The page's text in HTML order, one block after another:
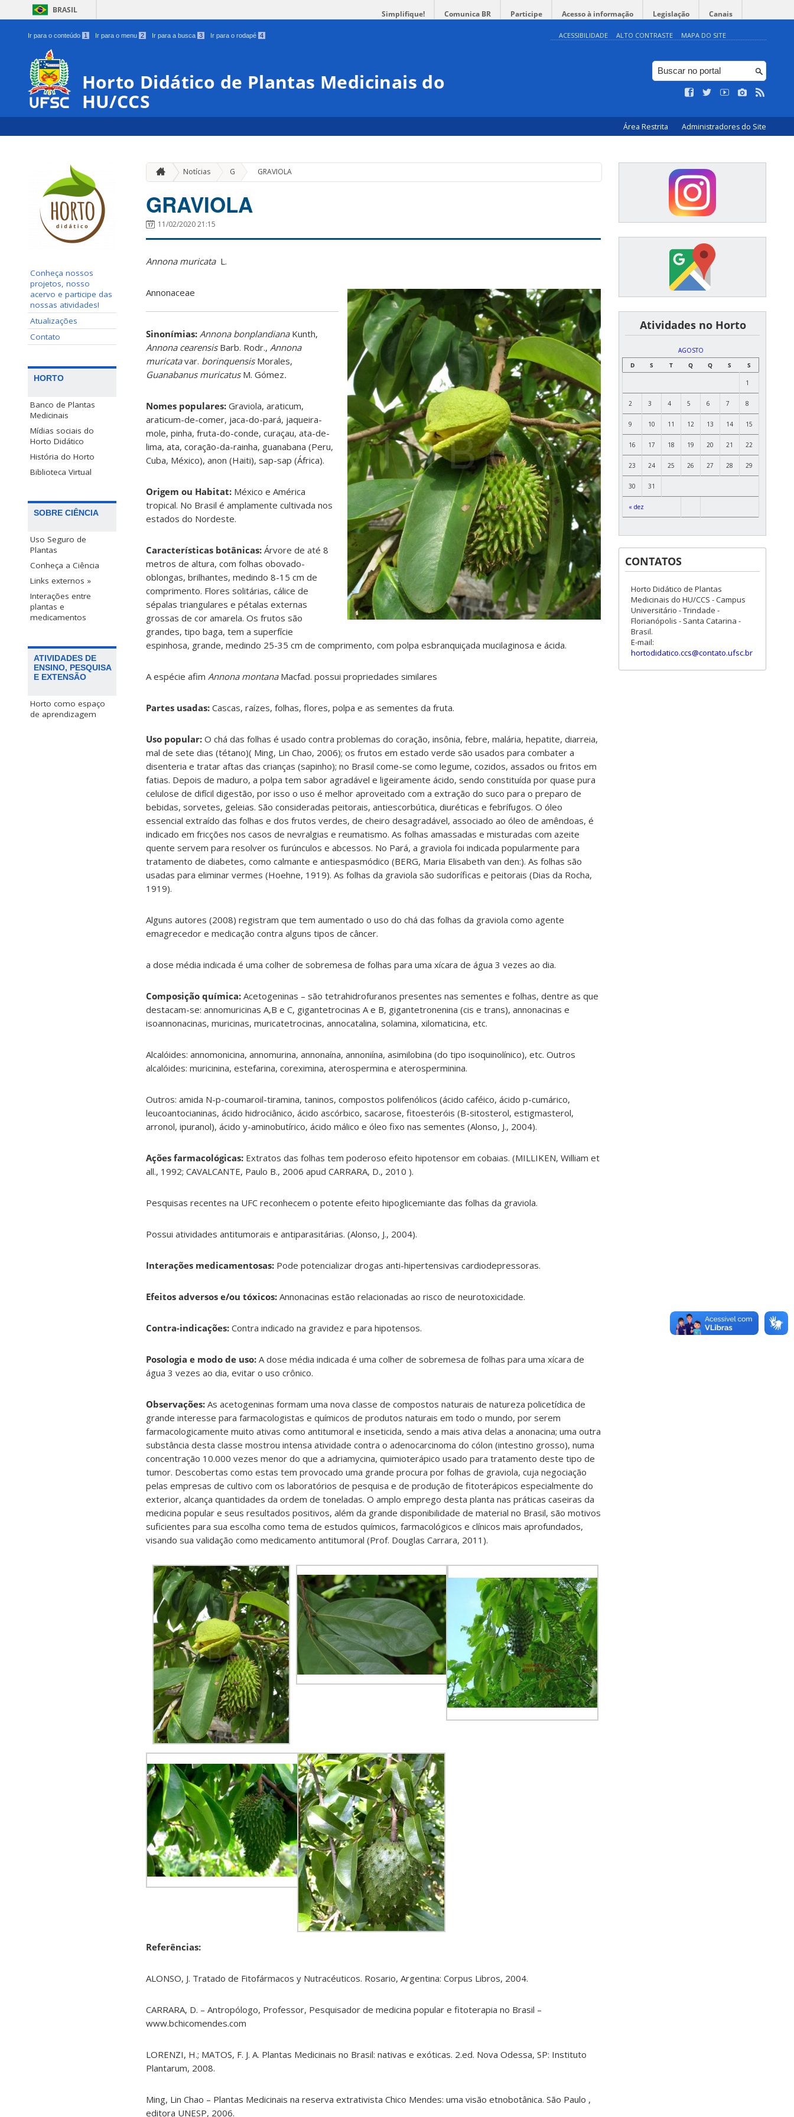
BRASIL Simplifique! Comunica BR Participe Acesso à informação Legislação Canais
Ir para o conteúdo 1 Ir para o menu 2 Ir para a busca 3 Ir para o rodapé 4 ACESSIBILIDADE ALTO CONTRASTE MAPA DO SITE
Horto Didático de Plantas Medicinais do
HU/CCS
Área Restrita Administradores do Site
Conheça nossos
projetos, nosso
acervo e participe das
nossas atividades!
Atualizações
Contato
HORTO
Banco de Plantas
Medicinais
Mídias sociais do
Horto Didático
História do Horto
Biblioteca Virtual
SOBRE CIÊNCIA
Uso Seguro de
Plantas
Conheça a Ciência
Links externos »
Interações entre
plantas e
medicamentos
ATIVIDADES DE
ENSINO, PESQUISA
E EXTENSÃO
Horto como espaço
de aprendizagem
Notícias G » GRAVIOLA
GRAVIOLA
11/02/2020 21:15
Annona muricataL.
Annonaceae
Sinonímias: Annona bonplandianaKunth,
Annona cearensisBarb. Rodr., Annona
muricatavar. borinquensisMorales,
Guanabanus muricatusM. Gómez.
Nomes populares: Graviola, araticum,
araticum-de-comer, jaca-do-pará, jaqueira-
mole, pinha, fruta-do-conde, curaçau, ata-de-
lima, ata, coração-da-rainha, guanabana (Peru,
Cuba, México), anon (Haiti), sap-sap (África).
Origem ou Habitat: México e América
tropical. No Brasil é amplamente cultivada nos
estados do Nordeste.
Características botânicas: Árvore de até 8
metros de altura, com folhas obovado-
oblongas, brilhantes, medindo 8-15 cm de
comprimento. Flores solitárias, cálice de
sépalas triangulares e pétalas externas
grossas de cor amarela. Os frutos são
grandes, tipo baga, tem a superfície
espinhosa, grande, medindo 25-35 cm de comprimento, com polpa esbranquiçada mucilaginosa e ácida.
A espécie afim Annona montanaMacfad. possui propriedades similares
Partes usadas: Cascas, raízes, folhas, flores, polpa e as sementes da fruta.
Uso popular: O chá das folhas é usado contra problemas do coração, insônia, febre, malária, hepatite, diarreia,
mal de sete dias (tétano)( Ming, Lin Chao, 2006); os frutos em estado verde são usados para combater a
disenteria e tratar aftas das crianças (sapinho); no Brasil come-se como legume, cozidos, assados ou fritos em
fatias. Depois de maduro, a polpa tem sabor agradável e ligeiramente ácido, sendo constituída por quase pura
celulose de difícil digestão, por isso o uso é melhor aproveitado com a extração do suco para o preparo de
bebidas, sorvetes, geleias. São consideradas peitorais, antiescorbútica, diuréticas e febrífugos. O óleo
essencial extraído das folhas e dos frutos verdes, de cheiro desagradável, associado ao óleo de amêndoas, é
indicado em fricções nos casos de nevralgias e reumatismo. As folhas amassadas e misturadas com azeite
quente servem para resolver os furúnculos e abcessos. No Pará, a graviola foi indicada popularmente para
tratamento de diabetes, como calmante e antiespasmódico (BERG, Maria Elisabeth van den:). As folhas são
usadas para eliminar vermes (Hoehne, 1919). As folhas da graviola são sudoríficas e peitorais (Dias da Rocha,
1919).
Alguns autores (2008) registram que tem aumentado o uso do chá das folhas da graviola como agente
emagrecedor e medicação contra alguns tipos de câncer.
a dose média indicada é uma colher de sobremesa de folhas para uma xícara de água 3 vezes ao dia.
Composição química: Acetogeninas – são tetrahidrofuranos presentes nas sementes e folhas, dentre as que
destacam-se: annomuricinas A,B e C, gigantetrocinas A e B, gigantetronenina (cis e trans), annonacinas e
isoannonacinas, muricinas, muricatetrocinas, annocatalina, solamina, xilomaticina, etc.
Alcalóides: annomonicina, annomurina, annonaína, annoniína, asimilobina (do tipo isoquinolínico), etc. Outros
alcalóides: muricinina, estefarina, coreximina, aterospermina e aterosperminina.
Outros: amida N-p-coumaroil-tiramina, taninos, compostos polifenólicos (ácido caféico, ácido p-cumárico,
leucoantocianinas, ácido hidrociânico, ácido ascórbico, sacarose, fitoesteróis (B-sitosterol, estigmasterol,
arronol, ipuranol), ácido y-aminobutírico, ácido málico e óleo fixo nas sementes (Alonso, J., 2004).
Ações farmacológicas: Extratos das folhas tem poderoso efeito hipotensor em cobaias. (MILLIKEN, William et
all., 1992; CAVALCANTE, Paulo B., 2006 apud CARRARA, D., 2010 ).
Pesquisas recentes na UFC reconhecem o potente efeito hipoglicemiante das folhas da graviola.
Possui atividades antitumorais e antiparasitárias. (Alonso, J., 2004).
Interações medicamentosas: Pode potencializar drogas anti-hipertensivas cardiodepressoras.
Efeitos adversos e/ou tóxicos: Annonacinas estão relacionadas ao risco de neurotoxicidade.
Contra-indicações: Contra indicado na gravidez e para hipotensos.
Posologia e modo de uso: A dose média indicada é uma colher de sobremesa de folhas para uma xícara de
água 3 vezes ao dia, evitar o uso crônico.
Observações: As acetogeninas formam uma nova classe de compostos naturais de natureza policetídica de
grande interesse para farmacologistas e químicos de produtos naturais em todo o mundo, por serem
farmacologicamente muito ativas como antitumoral e inseticida, sendo a mais ativa delas a anonacina; uma outra
substância desta classe mostrou intensa atividade contra o adenocarcinoma do cólon (intestino grosso), numa
concentração 10.000 vezes menor do que a adriamycina, quimioterápico usado para tratamento deste tipo de
tumor. Descobertas como estas tem provocado uma grande procura por folhas de graviola, cuja negociação
pelas empresas de cultivo com os laboratórios de pesquisa e de produção de fitoterápicos especialmente do
exterior, alcança quantidades da ordem de toneladas. O amplo emprego desta planta nas práticas caseiras da
medicina popular e seus resultados positivos, além da grande disponibilidade de material no Brasil, são motivos
suficientes para sua escolha como tema de estudos químicos, farmacológicos e clínicos mais aprofundados,
visando sua validação como medicamento antitumoral (Prof. Douglas Carrara, 2011).
Referências:
ALONSO, J. Tratado de Fitofármacos y Nutracéuticos. Rosario, Argentina: Corpus Libros, 2004.
CARRARA, D. – Antropólogo, Professor, Pesquisador de medicina popular e fitoterapia no Brasil –
www.bchicomendes.com
LORENZI, H.; MATOS, F. J. A. Plantas Medicinais no Brasil: nativas e exóticas. 2.ed. Nova Odessa, SP: Instituto
Plantarum, 2008.
Ming, Lin Chao – Plantas Medicinais na reserva extrativista Chico Mendes: uma visão etnobotânica. São Paulo ,
editora UNESP, 2006.
͏ ͏ ͏ ͏ ͏ ͏Atividades no Horto
AGOSTO
D
S T Q Q S S
« dez
1
2 3 4 5 6 7 8
9 10 11 12 13 14 15
16 17 18 19 20 21 22
23 24 25 26 27 28 29
30 31
CONTATOS
Horto Didático de Plantas
Medicinais do HU/CCS - Campus
Universitário - Trindade -
Florianópolis - Santa Catarina -
Brasil.
E-mail:
hortodidatico.ccs@contato.ufsc.br